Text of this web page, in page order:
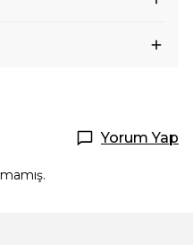
Yorum Yap